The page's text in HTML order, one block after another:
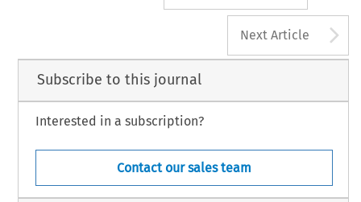
Next Article
Subscribe to this journal
Interested in a subscription?
Contact our sales team